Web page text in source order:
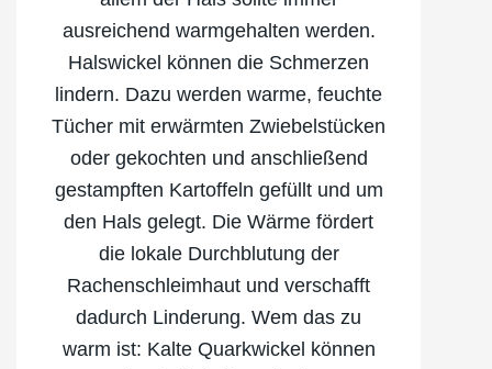
ausreichend warmgehalten werden.
Halswickel können die Schmerzen
lindern. Dazu werden warme, feuchte
Tücher mit erwärmten Zwiebelstücken
oder gekochten und anschließend
gestampften Kartoffeln gefüllt und um
den Hals gelegt. Die Wärme fördert
die lokale Durchblutung der
Rachenschleimhaut und verschafft
dadurch Linderung. Wem das zu
warm ist: Kalte Quarkwickel können